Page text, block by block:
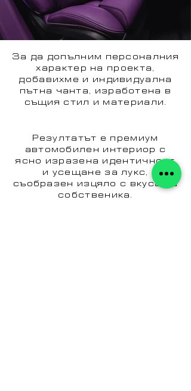
За да допълним персоналния
характер на проекта,
добавихме и индивидуална
пътна чанта, изработена в
същия стил и материали.
Резултатът е премиум
автомобилен интериор с
ясно изразена идентичност
и усещане за лукс,
съобразен изцяло с вкуса на
собственика.